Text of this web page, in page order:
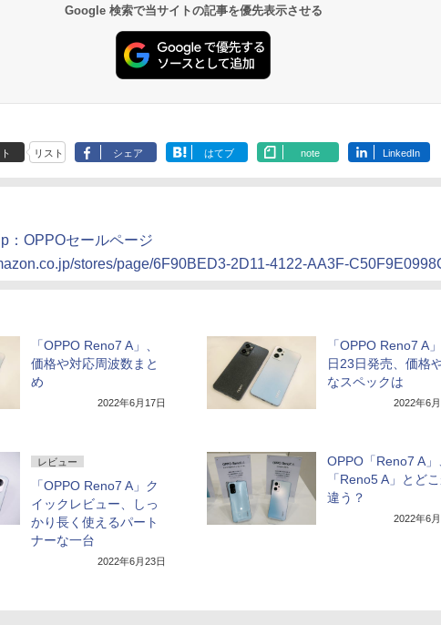
Google 検索で当サイトの記事を優先表示させる
リスト シェア はてブ note LinkedIn
：OPPOセールページ
stores/page/6F90BED3-2D11-4122-AA3F-
「OPPO Reno7 A」、
価格や対応周波数まと
め
2022年6月17日
「OPPO Reno7 A
日23日発売、価格
なスペックは
2022年6
レビュー
「OPPO Reno7 A」ク
イックレビュー、しっ
かり長く使えるパート
ナーな一台
2022年6月23日
OPPO「Reno7 A」
「Reno5 A」とど
違う？
2022年6